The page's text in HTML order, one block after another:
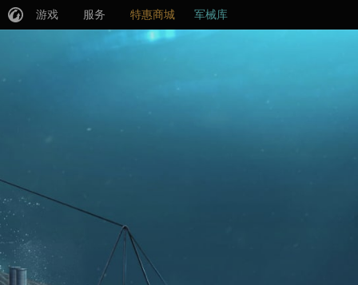
游戏 服务 特惠商城 军械库